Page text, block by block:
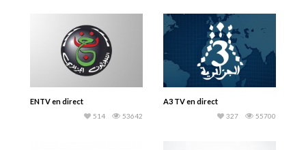
ENTV en direct
53642
514
A3 TV en direct
55700
327